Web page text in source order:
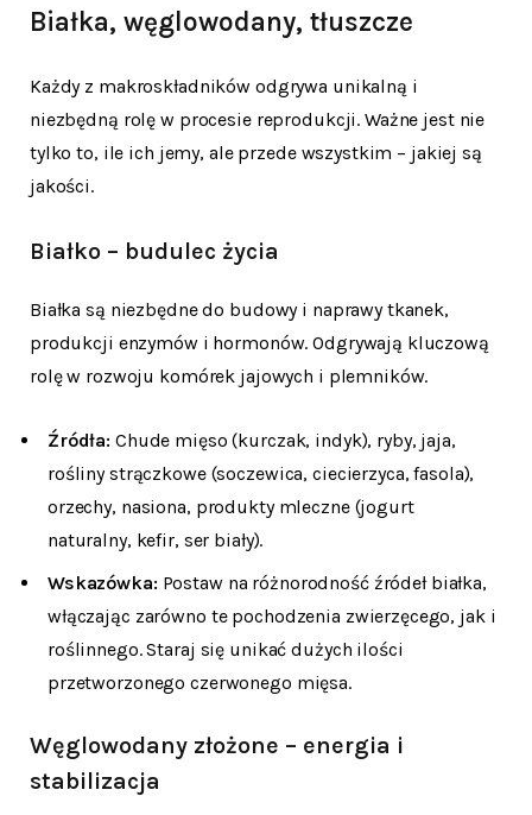
Białka, węglowodany, tłuszcze
Każdy z makroskładników odgrywa unikalną i
niezbędną rolę w procesie reprodukcji. Ważne jest nie
tylko to, ile ich jemy, ale przede wszystkim – jakiej są
jakości.
Białko – budulec życia
Białka są niezbędne do budowy i naprawy tkanek,
produkcji enzymów i hormonów. Odgrywają kluczową
rolę w rozwoju komórek jajowych i plemników.
Źródła: Chude mięso (kurczak, indyk), ryby, jaja,
rośliny strączkowe (soczewica, ciecierzyca, fasola),
orzechy, nasiona, produkty mleczne (jogurt
naturalny, kefir, ser biały).
Wskazówka: Postaw na różnorodność źródeł białka,
włączając zarówno te pochodzenia zwierzęcego, jak i
roślinnego. Staraj się unikać dużych ilości
przetworzonego czerwonego mięsa.
Węglowodany złożone – energia i
stabilizacja